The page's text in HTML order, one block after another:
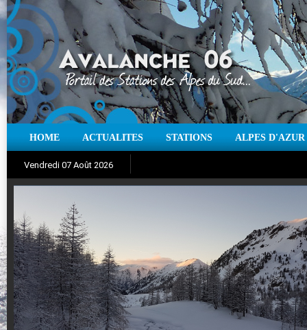
HOME ACTUALITES STATIONS ALPES D'AZUR
Vendredi 07 Août 2026
Aujourd'hui : T° Min :°CT° Max :°C |
Suivez en direct l'actualité des stations